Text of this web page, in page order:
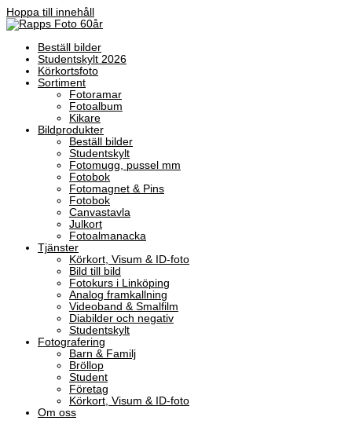
Hoppa till innehåll
Beställ bilder
Studentskylt 2026
Körkortsfoto
Sortiment
Fotoramar
Fotoalbum
Kikare
Bildprodukter
Beställ bilder
Studentskylt
Fotomugg, pussel mm
Fotobok
Fotomagnet & Pins
Fotobok
Canvastavla
Julkort
Fotoalmanacka
Tjänster
Körkort, Visum & ID-foto
Bild till bild
Fotokurs i Linköping
Analog framkallning
Videoband & Smalfilm
Diabilder och negativ
Studentskylt
Fotografering
Barn & Familj
Bröllop
Student
Företag
Körkort, Visum & ID-foto
Om oss